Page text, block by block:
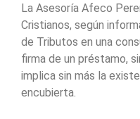
La Asesoría Afeco
Cristianos, según
de Tributos en una
firma de un préstamo,
implica sin más la
encubierta.